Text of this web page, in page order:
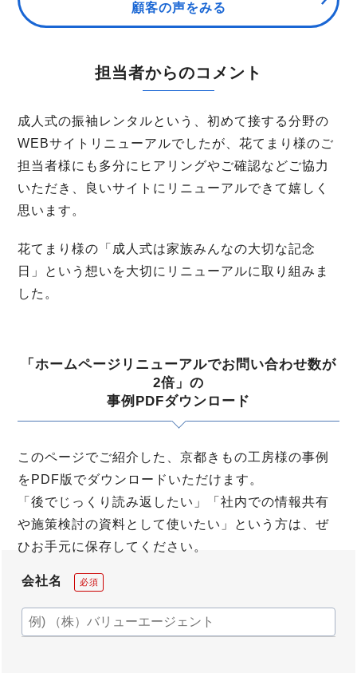
顧客の声をみる
担当者からのコメント
成人式の振袖レンタルという、初めて接する分野の
WEBサイトリニューアルでしたが、花てまり様のご
担当者様にも多分にヒアリングやご確認などご協力
いただき、良いサイトにリニューアルできて嬉しく
思います。
花てまり様の「成人式は家族みんなの大切な記念
日」という想いを大切にリニューアルに取り組みま
した。
「ホームページリニューアルでお問い合わせ数が
2倍」の
事例PDFダウンロード
このページでご紹介した、京都きもの工房様の事例
をPDF版でダウンロードいただけます。
「後でじっくり読み返したい」「社内での情報共有
や施策検討の資料として使いたい」という方は、ぜ
ひお手元に保存してください。
会社名 必須